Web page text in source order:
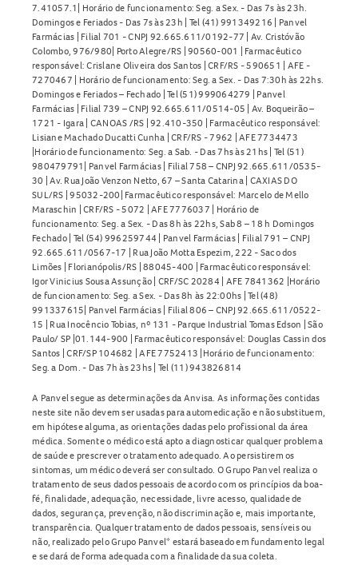
7.41057.1| Horário de funcionamento: Seg. a Sex. - Das 7s às 23h.
Domingos e Feriados - Das 7s às 23h | Tel (41) 991349216 | Panvel
Farmácias | Filial 701 - CNPJ 92.665.611/0192-77 | Av. Cristóvão
Colombo, 976/980| Porto Alegre/RS | 90560-001 | Farmacêutico
responsável: Crislane Oliveira dos Santos | CRF/RS - 590651 | AFE -
7270467 | Horário de funcionamento: Seg. a Sex. - Das 7:30h às 22hs.
Domingos e Feriados – Fechado | Tel (51) 999064279 | Panvel
Farmácias | Filial 739 – CNPJ 92.665.611/0514-05 | Av. Boqueirão –
1721 - Igara | CANOAS /RS | 92.410-350 | Farmacêutico responsável:
Lisiane Machado Ducatti Cunha | CRF/RS - 7962 | AFE 7734473
|Horário de funcionamento: Seg. a Sab. - Das 7hs às 21hs | Tel (51)
980479791| Panvel Farmácias | Filial 758 – CNPJ 92.665.611/0535-
30 | Av. Rua João Venzon Netto, 67 – Santa Catarina | CAXIAS DO
SUL/RS | 95032-200| Farmacêutico responsável: Marcelo de Mello
Maraschin | CRF/RS - 5072 | AFE 7776037 | Horário de
funcionamento: Seg. a Sex. - Das 8h às 22hs, Sab 8 – 18 h Domingos
Fechado | Tel (54) 996259744 | Panvel Farmácias | Filial 791 – CNPJ
92.665.611/0567-17 | Rua João Motta Espezim, 222 - Saco dos
Limões | Florianópolis/RS | 88045-400 | Farmacêutico responsável:
Igor Vinicius Sousa Assunção | CRF/SC 20284 | AFE 7841362 |Horário
de funcionamento: Seg. a Sex. - Das 8h às 22:00hs | Tel (48)
991337615| Panvel Farmácias | Filial 806 – CNPJ 92.665.611/0522-
15 | Rua Inocêncio Tobias, nº 131 - Parque Industrial Tomas Edson | São
Paulo/ SP |01.144-900 | Farmacêutico responsável: Douglas Cassin dos
Santos | CRF/SP 104682 | AFE 7752413 |Horário de funcionamento:
Seg. a Dom. - Das 7h às 23hs | Tel (11) 943826814
A Panvel segue as determinações da Anvisa. As informações contidas
neste site não devem ser usadas para automedicação e não substituem,
em hipótese alguma, as orientações dadas pelo profissional da área
médica. Somente o médico está apto a diagnosticar qualquer problema
de saúde e prescrever o tratamento adequado. Ao persistirem os
sintomas, um médico deverá ser consultado. O Grupo Panvel realiza o
tratamento de seus dados pessoais de acordo com os princípios da boa-
fé, finalidade, adequação, necessidade, livre acesso, qualidade de
dados, segurança, prevenção, não discriminação e, mais importante,
transparência. Qualquer tratamento de dados pessoais, sensíveis ou
não, realizado pelo Grupo Panvel* estará baseado em fundamento legal
e se dará de forma adequada com a finalidade da sua coleta.